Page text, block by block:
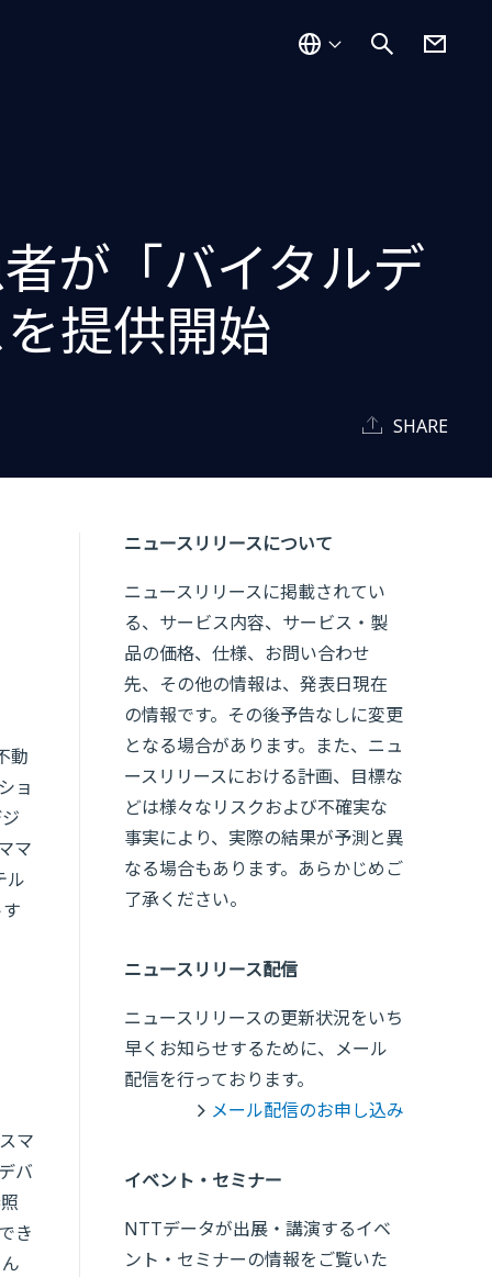
が「バイタルデ
提供開始
SHARE
動
ョ
マ
ル
マ
バ
き
ニュースリリースについて
ニュースリリースに掲載されてい
る、サービス内容、サービス・製
品の価格、仕様、お問い合わせ
先、その他の情報は、発表日現在
の情報です。その後予告なしに変更
となる場合があります。また、ニュ
ースリリースにおける計画、目標な
どは様々なリスクおよび不確実な
事実により、実際の結果が予測と異
なる場合もあります。あらかじめご
了承ください。
ニュースリリース配信
ニュースリリースの更新状況をいち
早くお知らせするために、メール
配信を行っております。
メール配信のお申し込み
イベント・セミナー
NTTデータが出展・講演するイベ
ント・セミナーの情報をご覧いた